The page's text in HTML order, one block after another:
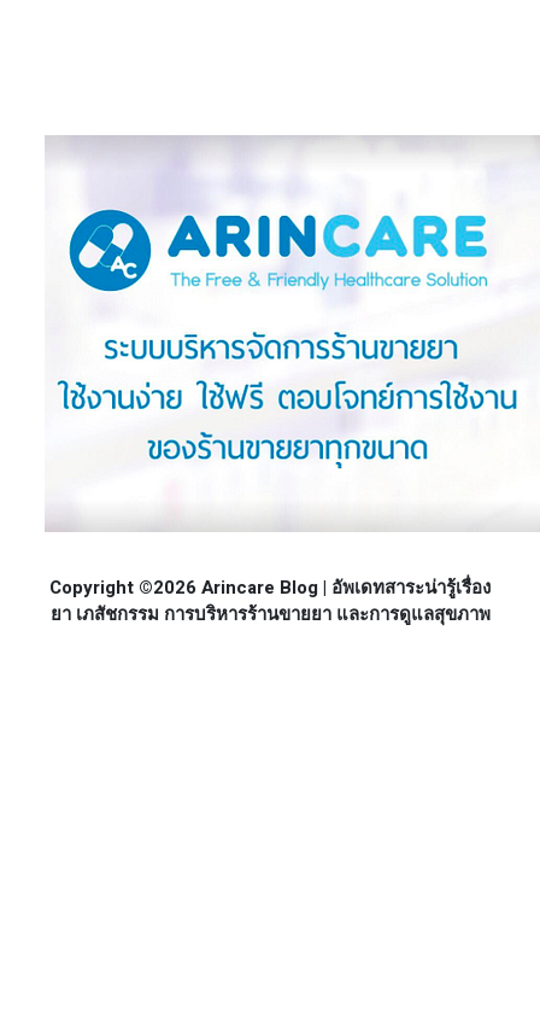
Copyright ©2026 Arincare Blog | อัพเดทสาระน่ารู้เรื่อง
ยา เภสัชกรรม การบริหารร้านขายยา และการดูแลสุขภาพ